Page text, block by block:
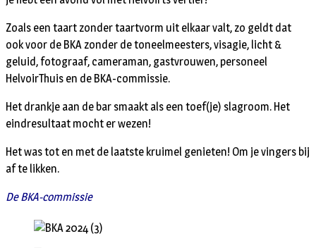
Zoals een taart zonder taartvorm uit elkaar valt, zo geldt dat
ook voor de BKA zonder de toneelmeesters, visagie, licht &
geluid, fotograaf, cameraman, gastvrouwen, personeel
HelvoirThuis en de BKA-commissie.
Het drankje aan de bar smaakt als een toef(je) slagroom. Het
eindresultaat mocht er wezen!
Het was tot en met de laatste kruimel genieten! Om je vingers bij
af te likken.
De BKA-commissie